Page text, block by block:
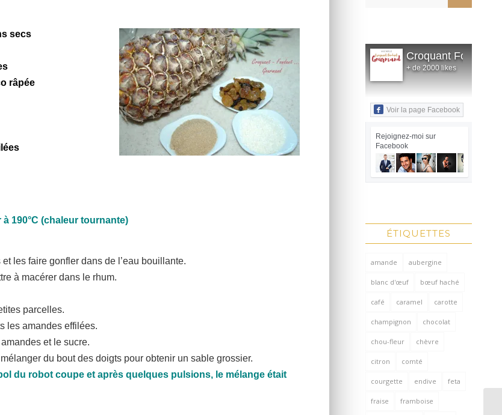
secs
râpée
190°C (chaleur tournante)
les faire gonfler dans de l’eau bouillante.
à macérer dans le rhum.
parcelles.
les amandes effilées.
et le sucre.
du bout des doigts pour obtenir un sable grossier.
du robot coupe et après quelques pulsions, le mélange était
Croquant Fondant
+ de 2000 likes
Voir la page Facebook
Rejoignez-moi sur
Facebook
ÉTIQUETTES
amande aubergine
blanc d'œuf bœuf haché
café caramel carotte
champignon chocolat
chou-fleur chèvre
citron comté
courgette endive feta
fraise framboise